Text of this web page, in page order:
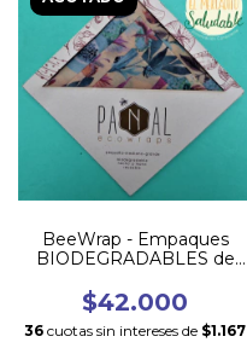
BeeWrap - Empaques
BIODEGRADABLES de
$42.000
36 cuotas sin intereses de $1.167